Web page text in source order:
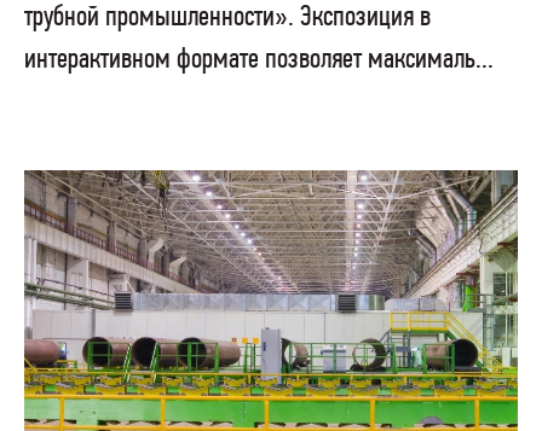
трубной промышленности». Экспозиция в
интерактивном формате позволяет максималь...